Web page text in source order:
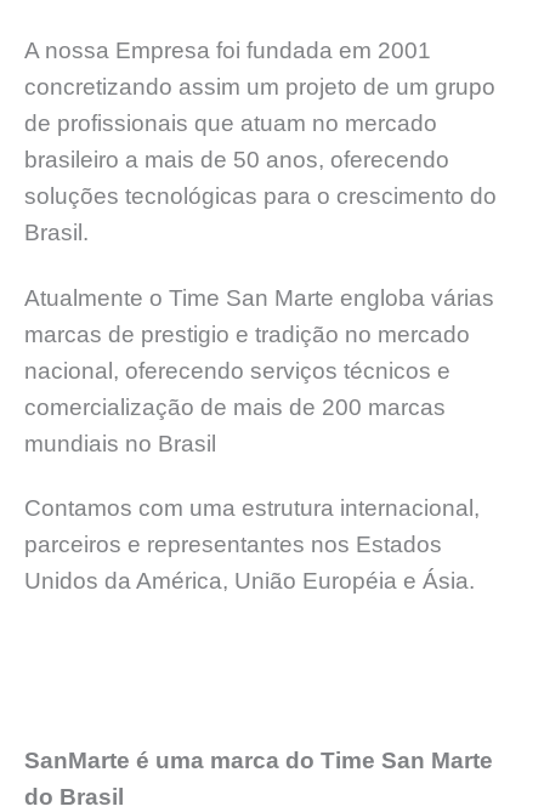
A nossa Empresa foi fundada em 2001
concretizando assim um projeto de um grupo
de profissionais que atuam no mercado
brasileiro a mais de 50 anos, oferecendo
soluções tecnológicas para o crescimento do
Brasil.
Atualmente o Time San Marte engloba várias
marcas de prestigio e tradição no mercado
nacional, oferecendo serviços técnicos e
comercialização de mais de 200 marcas
mundiais no Brasil
Contamos com uma estrutura internacional,
parceiros e representantes nos Estados
Unidos da América, União Européia e Ásia.
SanMarte é uma marca do Time San Marte
do Brasil